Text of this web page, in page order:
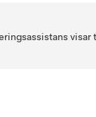
visar